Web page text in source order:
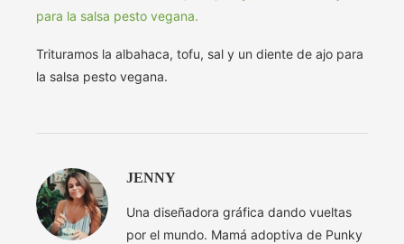
Trituramos la albahaca, tofu, sal y un diente de ajo para
la salsa pesto vegana.
JENNY
Una diseñadora gráfica dando vueltas
por el mundo. Mamá adoptiva de Punky